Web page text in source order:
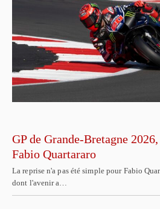
GP de Grande-Bretagne
Fabio Quartararo
La reprise n'a pas été simple pour Fabio
dont l'avenir a…